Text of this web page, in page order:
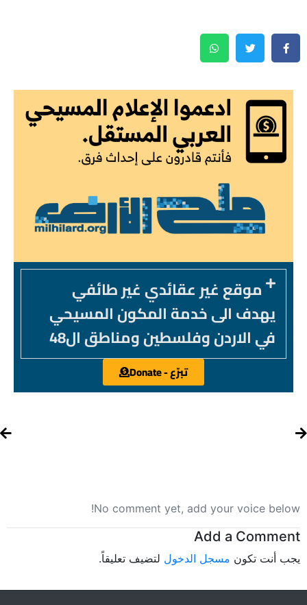
موقع غير عقائدي غير طائفي
يهدف الى خدمة المكون المسيحي
في الاردن وفلسطين ومناطق ال48
تبرّع - Donate
No comment yet, add your voice below!
Add a Comment
يجب أنت تكون مسجل الدخول لتضيف تعليقاً.